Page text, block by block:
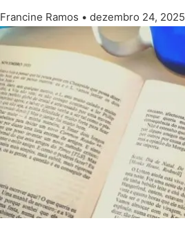
Francine Ramos dezembro 24, 2025